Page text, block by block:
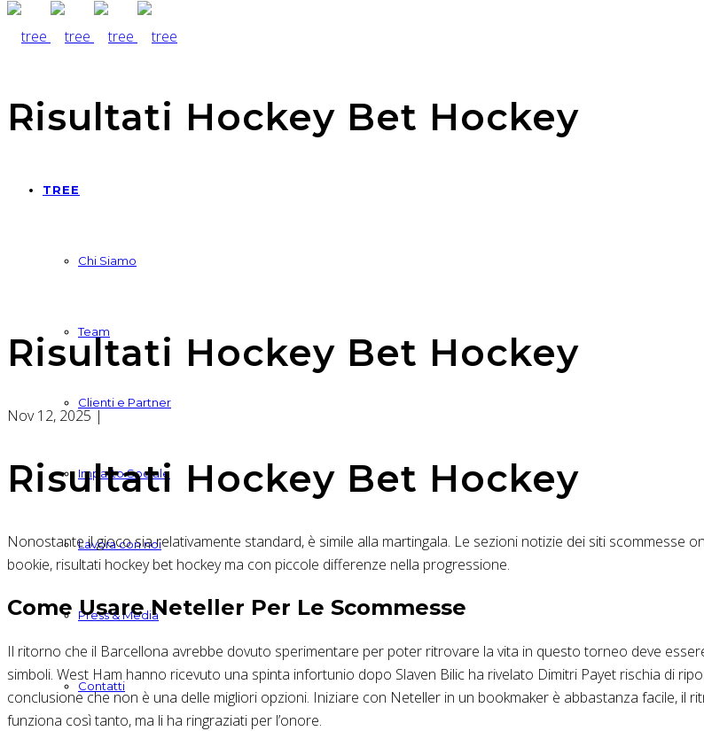
TREE
Chi Siamo
Team
Clienti e Partner
Impatto Sociale
Lavora con noi
Press & Media
Contatti
Risultati Hockey Bet Hockey
Risultati Hockey Bet Hockey
Nov 12, 2025 |
Risultati Hockey Bet Hockey
Nonostante il gioco sia relativamente standard, è simile alla martingala. Le sezioni notizie dei siti scommesse
bookie, risultati hockey bet hockey ma con piccole differenze nella progressione.
Come Usare Neteller Per Le Scommesse
Il ritorno che il Barcellona avrebbe dovuto sperimentare per poter ritrovare la vita in questo torneo deve
simboli. West Ham hanno ricevuto una spinta infortunio dopo Slaven Bilic ha rivelato Dimitri Payet rischia di
conclusione che non è una delle migliori opzioni. Iniziare con Neteller in un bookmaker è abbastanza facile, il
funziona così tanto, ma li ha ringraziati per l’onore.